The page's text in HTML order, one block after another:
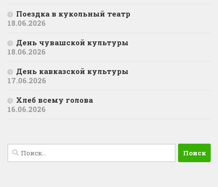
Поездка в кукольный театр
18.06.2026
День чувашской культуры
18.06.2026
День кавказской культуры
17.06.2026
Хлеб всему голова
16.06.2026
Найти: